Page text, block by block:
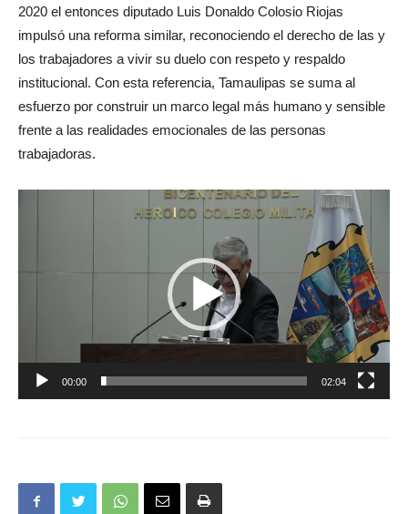
2020 el entonces diputado Luis Donaldo Colosio Riojas
impulsó una reforma similar, reconociendo el derecho de las y
los trabajadores a vivir su duelo con respeto y respaldo
institucional. Con esta referencia, Tamaulipas se suma al
esfuerzo por construir un marco legal más humano y sensible
frente a las realidades emocionales de las personas
trabajadoras.
00:00 02:04